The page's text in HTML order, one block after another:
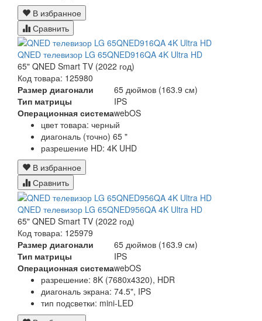
В избранное
Сравнить
QNED телевизор LG 65QNED916QA 4K Ultra HD
65" QNED Smart TV (2022 год)
Код товара: 125980
Размер диагонали
65 дюймов (163.9 см)
Тип матрицы
IPS
Операционная системаwebOS
цвет товара: черный
диагональ (точно) 65 "
разрешение HD: 4K UHD
В избранное
Сравнить
QNED телевизор LG 65QNED956QA 4K Ultra HD
65" QNED Smart TV (2022 год)
Код товара: 125979
Размер диагонали
65 дюймов (163.9 см)
Тип матрицы
IPS
Операционная системаwebOS
разрешение: 8K (7680x4320), HDR
диагональ экрана: 74.5", IPS
тип подсветки: mini-LED